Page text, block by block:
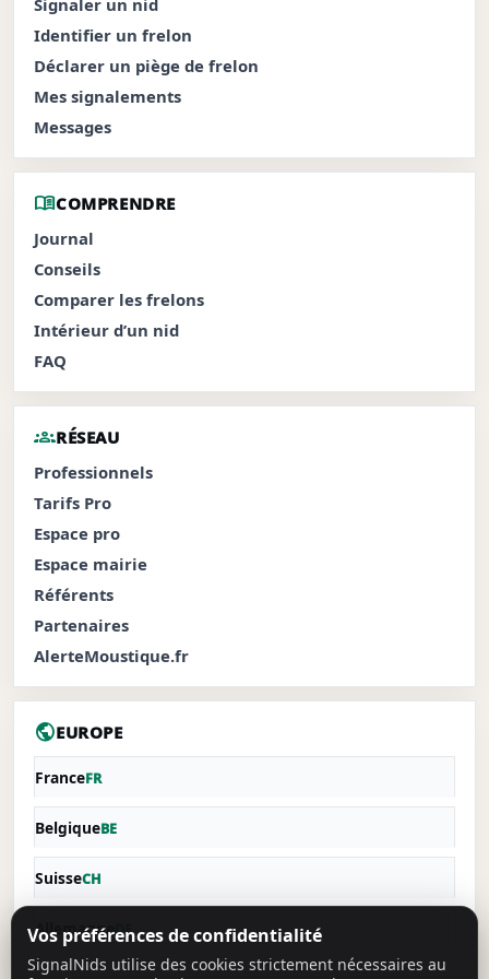
Signaler un nid
Identifier un frelon
Déclarer un piège de frelon
Mes signalements
Messages
menu_bookCOMPRENDRE
Journal
Conseils
Comparer les frelons
Intérieur d’un nid
FAQ
groupsRÉSEAU
Professionnels
Tarifs Pro
Espace pro
Espace mairie
Référents
Partenaires
AlerteMoustique.fr
publicEUROPE
FranceFR
BelgiqueBE
SuisseCH
AllemagneDE
Vos préférences de confidentialité
SignalNids utilise des cookies strictement nécessaires au